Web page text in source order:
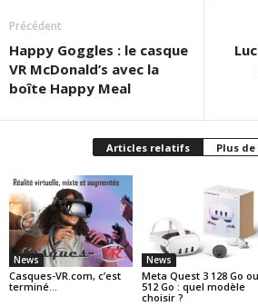
Précédent
Happy Goggles : le casque
VR McDonald’s avec la
boîte Happy Meal
Articles relatifs Plus
News
Casques-VR.com, c’est
terminé…
News
Meta Quest 3 128 Go ou
512 Go : quel modèle
choisir ?